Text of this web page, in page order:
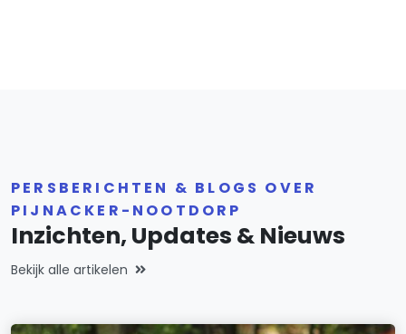
PERSBERICHTEN & BLOGS OVER
PIJNACKER-NOOTDORP
Inzichten, Updates & Nieuws
Bekijk alle artikelen